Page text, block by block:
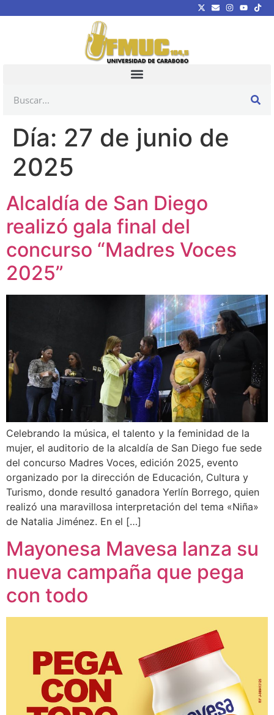
Día: 27 de junio de
2025
Alcaldía de San Diego
realizó gala final del
concurso “Madres Voces
2025”
Celebrando la música, el talento y la feminidad de la
mujer, el auditorio de la alcaldía de San Diego fue sede
del concurso Madres Voces, edición 2025, evento
organizado por la dirección de Educación, Cultura y
Turismo, donde resultó ganadora Yerlín Borrego, quien
realizó una maravillosa interpretación del tema «Niña»
de Natalia Jiménez. En el […]
Mayonesa Mavesa lanza su
nueva campaña que pega
con todo